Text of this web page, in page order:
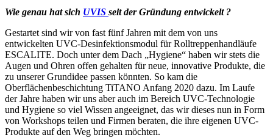
Wie genau hat sich UVIS seit der Gründung entwickelt ?
Gestartet sind wir von fast fünf Jahren mit dem von uns
entwickelten UVC-Desinfektionsmodul für Rolltreppenhandläufe
ESCALITE. Doch unter dem Dach „Hygiene“ haben wir stets die
Augen und Ohren offen gehalten für neue, innovative Produkte, die
zu unserer Grundidee passen könnten. So kam die
Oberflächenbeschichtung TiTANO Anfang 2020 dazu. Im Laufe
der Jahre haben wir uns aber auch im Bereich UVC-Technologie
und Hygiene so viel Wissen angeeignet, das wir dieses nun in Form
von Workshops teilen und Firmen beraten, die ihre eigenen UVC-
Produkte auf den Weg bringen möchten.